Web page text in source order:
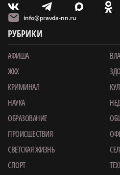
V T X O
info@pravda-nn.ru
РУБРИКИ
АФИША
ЖКХ
КРИМИНАЛ
НАУКА
ОБРАЗОВАНИЕ
ПРОИСШЕСТВИЯ
СВЕТСКАЯ ЖИЗНЬ
СПОРТ